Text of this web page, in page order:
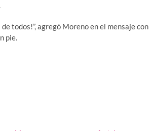
todos!”, agregó Moreno en el mensaje con
pie.